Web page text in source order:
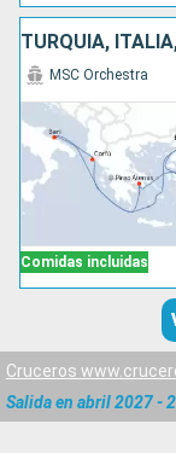
TURQUÍA,
Comidas incluidas
MSC Orchestra
Cruceros
Salida en abril 2027 -